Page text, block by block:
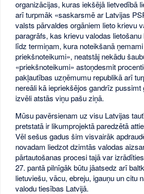
organizācijas, kuras iekšējā lietvedībā
arī turpmāk «saskarsmē ar Latvijas
valsts pārvaldes orgāniem lieto krievu
paragrāfs, kas krievu valodas lietošanu
līdz termiņam, kura noteikšanā
priekšnoteikumi», neatstāj nekādu
«priekšnoteikumi» astoņdesmit
pakļautības uzņēmumu republikā arī
nereāli kā iepriekšējos gandrīz
izvēli atstās viņu pašu ziņā.
Mūsu pavērsienam uz visu Latvijas
pretstatā ir likumprojektā paredzētā
Vēl sešus gadus šim visvairāk
novadam liedzot dzimtās valodas
pārtautošanas procesi tajā var
27. pantā pilnīgāk būtu jāatsedz arī
lietuviešu, vācu, ebreju, igauņu un citu
valodu tiesības Latvijā.